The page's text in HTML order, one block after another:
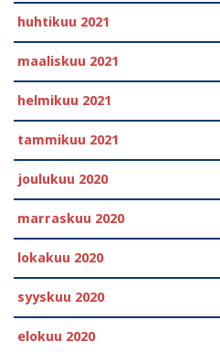
huhtikuu 2021
maaliskuu 2021
helmikuu 2021
tammikuu 2021
joulukuu 2020
marraskuu 2020
lokakuu 2020
syyskuu 2020
elokuu 2020